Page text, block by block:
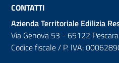
CONTATTI
Azienda Territoriale Edilizia
Via Genova 53 - 65122 Pescara
Codice fiscale / P. IVA: